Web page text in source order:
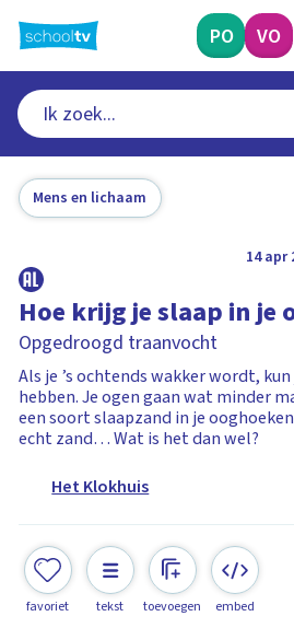
naar
hoofdinhoud
PO VO
Mens en lichaam
14 apr
Hoe krijg je slaap in je
Opgedroogd traanvocht
Als je ’s ochtends wakker wordt,
hebben. Je ogen gaan wat minder
een soort slaapzand in je
echt zand… Wat is het dan wel?
Het Klokhuis
favoriet tekst toevoegen embed